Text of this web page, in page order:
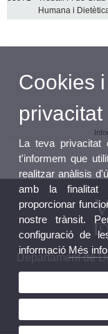
Humana i
Departament de
Cookies
privacitat
La teva privacitat
t'informem que
realitzar anàlisis
amb la finalitat
proporcionar
nostre trànsit.
configuració de
informació Més